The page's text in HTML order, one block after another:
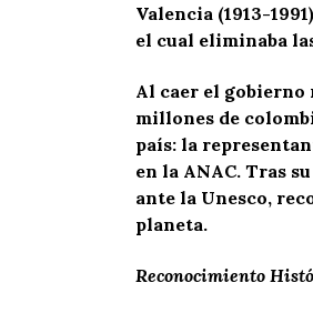
Valencia (1913-
el cual eliminaba
Al caer el gobierno
millones de
país: la
en la ANAC. Tras
ante la Unesco,
planeta.
Reconocimiento